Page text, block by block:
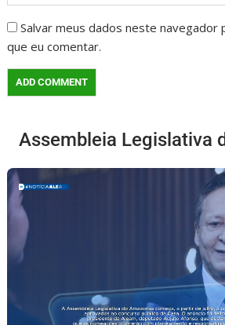
Salvar meus dados neste navegador
que eu comentar.
Assembleia Legislativa